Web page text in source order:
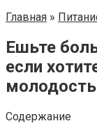
Главная »
Ешьте
если
молодость
Содержание